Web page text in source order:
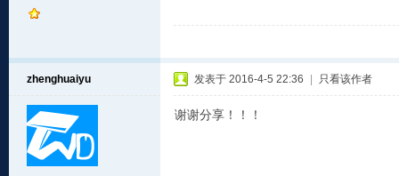
zhenghuaiyu 发表于 2016-4-5 22:36 只看该作者
谢谢分享！！！